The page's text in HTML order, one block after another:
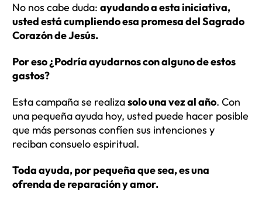
No nos cabe duda: ayudando a esta iniciativa,
usted está cumpliendo esa promesa del Sagrado
Corazón de Jesús.
Por eso ¿Podría ayudarnos con alguno de estos
gastos?
Esta campaña se realizasolo una vez al año. Con
una pequeña ayuda hoy, usted puede hacer posible
que más personas confíen sus intenciones y
reciban consuelo espiritual.
Toda ayuda, por pequeña que sea, es una
ofrenda de reparación y amor.